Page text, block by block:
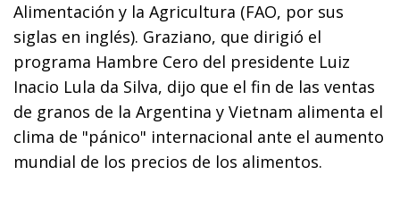
Alimentación y la Agricultura (FAO, por sus
siglas en inglés). Graziano, que dirigió el
programa Hambre Cero del presidente Luiz
Inacio Lula da Silva, dijo que el fin de las ventas
de granos de la Argentina y Vietnam alimenta el
clima de "pánico" internacional ante el aumento
mundial de los precios de los alimentos.